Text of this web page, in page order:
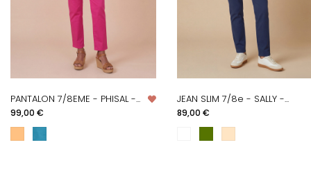
PANTALON 7/8EME - PHISAL -...
Prix
99,00 €
JEAN SLIM 7/8e - SALLY -...
Prix
89,00 €